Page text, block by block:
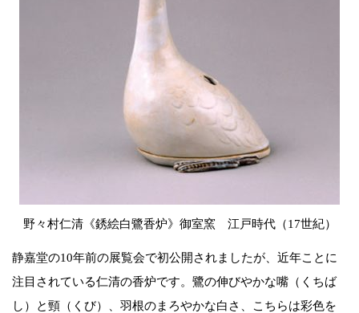
野々村仁清《銹絵白鷺香炉》御室窯 江戸時代（17世紀）
静嘉堂の10年前の展覧会で初公開されましたが、近年ことに
注目されている仁清の香炉です。鷺の伸びやかな嘴（くちば
し）と頸（くび）、羽根のまろやかな白さ、こちらは彩色を